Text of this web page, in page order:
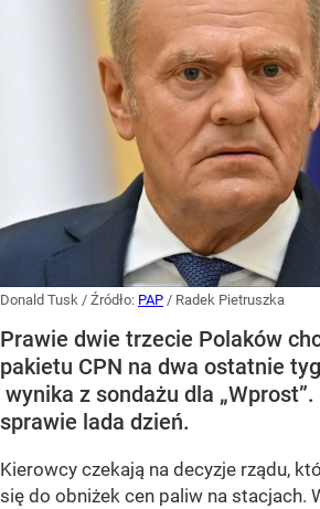
Donald Tusk / Źródło: PAP / Radek Pietruszka
Prawie dwie trzecie Polaków
pakietu CPN na dwa ostatnie
wynika z sondażu dla
sprawie lada dzień.
Kierowcy czekają na decyzje rządu,
się do obniżek cen paliw na stacjach.